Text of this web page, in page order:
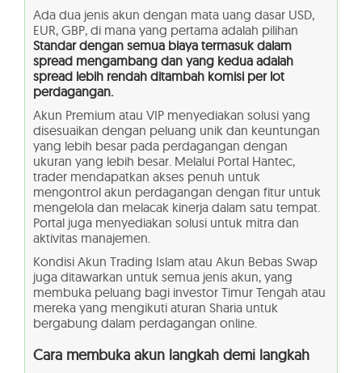
Ada dua jenis akun dengan mata uang dasar USD,
EUR, GBP, di mana yang pertama adalah pilihan
Standar dengan semua biaya termasuk dalam
spread mengambang dan yang kedua adalah
spread lebih rendah ditambah komisi per lot
perdagangan.
Akun Premium atau VIP menyediakan solusi yang
disesuaikan dengan peluang unik dan keuntungan
yang lebih besar pada perdagangan dengan
ukuran yang lebih besar. Melalui Portal Hantec,
trader mendapatkan akses penuh untuk
mengontrol akun perdagangan dengan fitur untuk
mengelola dan melacak kinerja dalam satu tempat.
Portal juga menyediakan solusi untuk mitra dan
aktivitas manajemen.
Kondisi Akun Trading Islam atau Akun Bebas Swap
juga ditawarkan untuk semua jenis akun, yang
membuka peluang bagi investor Timur Tengah atau
mereka yang mengikuti aturan Sharia untuk
bergabung dalam perdagangan online.
Cara membuka akun langkah demi langkah